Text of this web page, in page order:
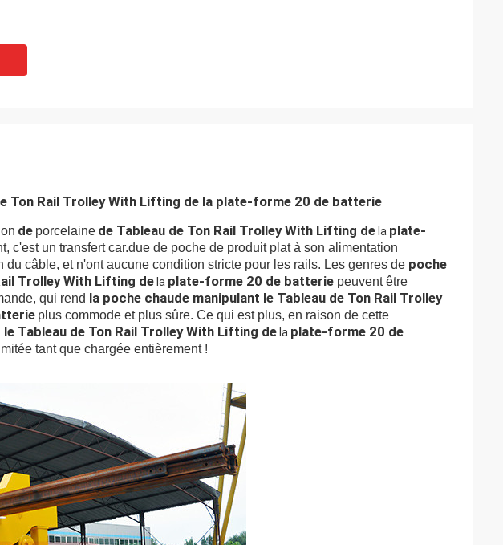
Ton Rail Trolley With Lifting de la plate-forme 20 de batterie
de porcelaine de Tableau de Ton Rail Trolley With Lifting de la plate-
c'est un transfert car.due de poche de produit plat à son alimentation
du câble, et n'ont aucune condition stricte pour les rails. Les genres de poche
Trolley With Lifting de la plate-forme 20 de batterie peuvent être
qui rend la poche chaude manipulant le Tableau de Ton Rail Trolley
plus commode et plus sûre. Ce qui est plus, en raison de cette
Tableau de Ton Rail Trolley With Lifting de la plate-forme 20 de
tant que chargée entièrement !